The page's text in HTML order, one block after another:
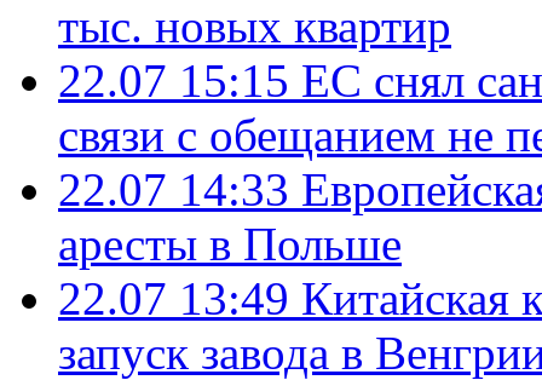
тыс. новых квартир
22.07 15:15 ЕС снял
связи с обещанием не
22.07 14:33
аресты в Польше
22.07 13:49 Китайская
запуск завода в